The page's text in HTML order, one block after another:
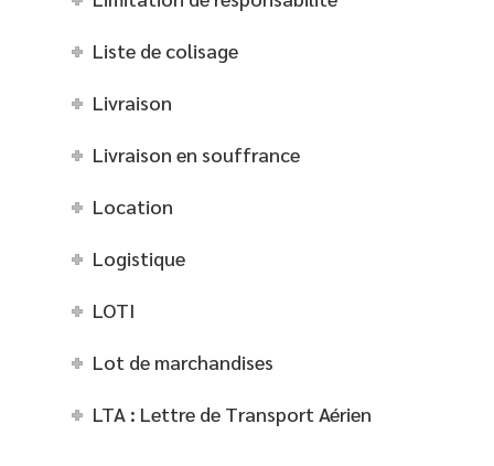
Liste de colisage
Livraison
Livraison en souffrance
Location
Logistique
LOTI
Lot de marchandises
LTA : Lettre de Transport Aérien